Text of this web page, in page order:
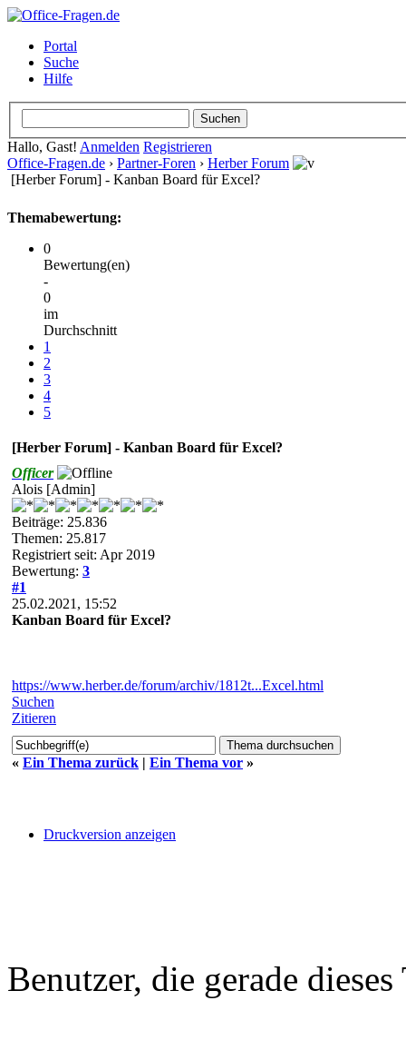
Portal
Suche
Hilfe
Hallo, Gast! Anmelden Registrieren
Office-Fragen.de › Partner-Foren › Herber Forum
[Herber Forum] - Kanban Board für Excel?
Themabewertung:
0
Bewertung(en)
-
0
im
Durchschnitt
1
2
3
4
5
[Herber Forum] - Kanban Board für Excel?
Officer
Alois [Admin]
Beiträge: 25.836
Themen: 25.817
Registriert seit: Apr 2019
Bewertung: 3
#1
25.02.2021, 15:52
Kanban Board für Excel?
https://www.herber.de/forum/archiv/1812t...Excel.html
Suchen
Zitieren
« Ein Thema zurück | Ein Thema vor »
Druckversion anzeigen
Benutzer, die gerade